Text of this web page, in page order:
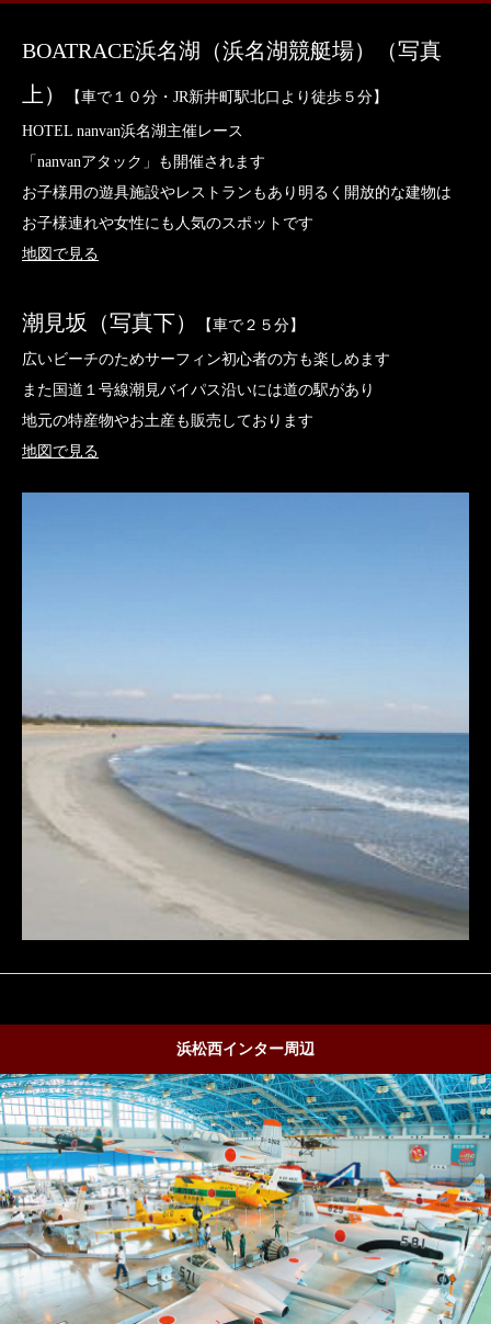
BOATRACE浜名湖（浜名湖競艇場）（写真
上）
【車で１０分・JR新井町駅北口より徒歩５分】
HOTEL nanvan浜名湖主催レース
「nanvanアタック」も開催されます
お子様用の遊具施設やレストランもあり明るく開放的な建物は
お子様連れや女性にも人気のスポットです
地図で見る
潮見坂（写真下） 【車で２５分】
広いビーチのためサーフィン初心者の方も楽しめます
また国道１号線潮見バイパス沿いには道の駅があり
地元の特産物やお土産も販売しております
地図で見る
浜松西インター周辺